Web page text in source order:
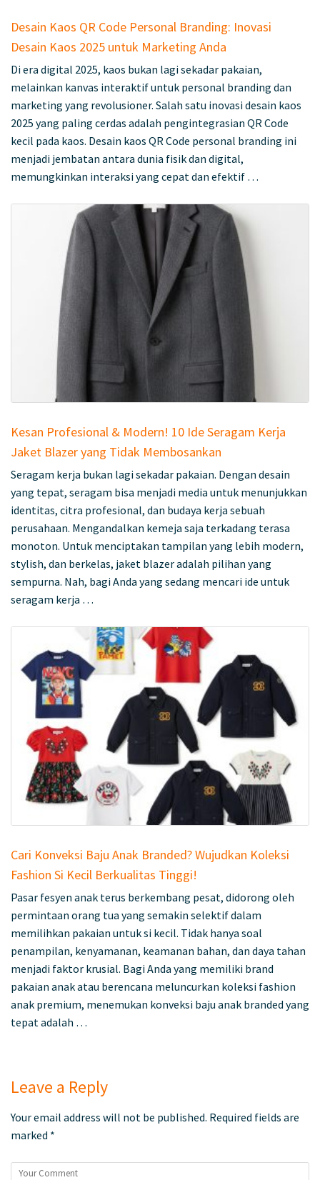
Desain Kaos QR Code Personal Branding: Inovasi
Desain Kaos 2025 untuk Marketing Anda
Di era digital 2025, kaos bukan lagi sekadar pakaian,
melainkan kanvas interaktif untuk personal branding dan
marketing yang revolusioner. Salah satu inovasi desain kaos
2025 yang paling cerdas adalah pengintegrasian QR Code
kecil pada kaos. Desain kaos QR Code personal branding ini
menjadi jembatan antara dunia fisik dan digital,
memungkinkan interaksi yang cepat dan efektif …
Kesan Profesional & Modern! 10 Ide Seragam Kerja
Jaket Blazer yang Tidak Membosankan
Seragam kerja bukan lagi sekadar pakaian. Dengan desain
yang tepat, seragam bisa menjadi media untuk menunjukkan
identitas, citra profesional, dan budaya kerja sebuah
perusahaan. Mengandalkan kemeja saja terkadang terasa
monoton. Untuk menciptakan tampilan yang lebih modern,
stylish, dan berkelas, jaket blazer adalah pilihan yang
sempurna. Nah, bagi Anda yang sedang mencari ide untuk
seragam kerja …
Cari Konveksi Baju Anak Branded? Wujudkan Koleksi
Fashion Si Kecil Berkualitas Tinggi!
Pasar fesyen anak terus berkembang pesat, didorong oleh
permintaan orang tua yang semakin selektif dalam
memilihkan pakaian untuk si kecil. Tidak hanya soal
penampilan, kenyamanan, keamanan bahan, dan daya tahan
menjadi faktor krusial. Bagi Anda yang memiliki brand
pakaian anak atau berencana meluncurkan koleksi fashion
anak premium, menemukan konveksi baju anak branded yang
tepat adalah …
Leave a Reply
Your email address will not be published. Required fields are
marked *